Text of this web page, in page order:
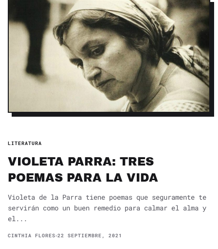
LITERATURA
VIOLETA PARRA: TRES
POEMAS PARA LA VIDA
Violeta de la Parra tiene poemas que seguramente te
servirán como un buen remedio para calmar el alma y
el...
CINTHIA FLORES 22 SEPTIEMBRE, 2021